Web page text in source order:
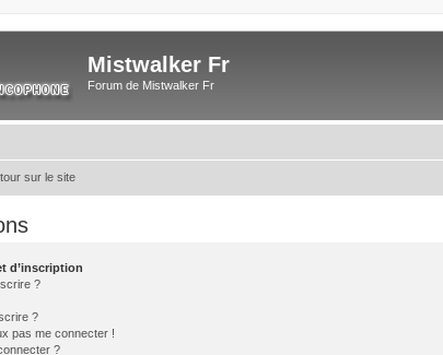
Mistwalker Fr
Forum de Mistwalker Fr
sur le site
d’inscription
?
?
pas me connecter !
?